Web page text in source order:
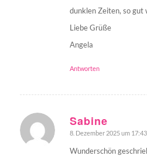
dunklen Zeiten, so gut
Liebe Grüße
Angela
Antworten
Sabine
sagte:
8. Dezember 2025 um 17:43
Wunderschön